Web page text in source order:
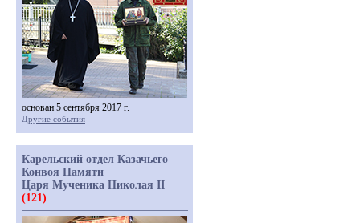
основан 5 сентября 2017 г.
Другие события
Карельский отдел Казачьего
Конвоя Памяти
Царя Мученика Николая II
(121)